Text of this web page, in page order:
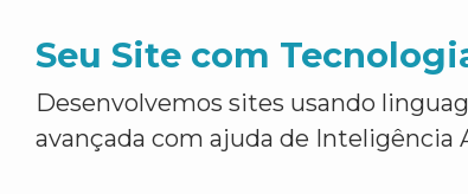
Seu Site com
Desenvolvemos sites usando
avançada com ajuda de Inteligência